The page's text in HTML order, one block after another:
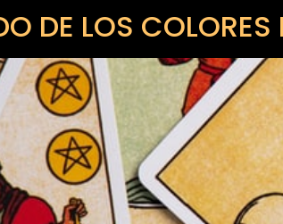
DE LOS